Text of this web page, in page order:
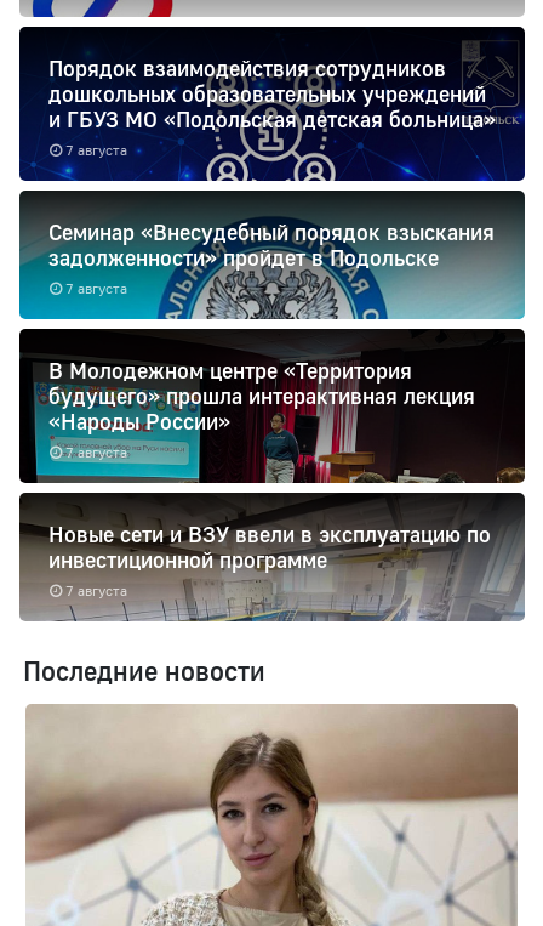
7 августа
Порядок взаимодействия сотрудников
дошкольных образовательных учреждений
и ГБУЗ МО «Подольская детская больница»
7 августа
Семинар «Внесудебный порядок взыскания
задолженности» пройдет в Подольске
7 августа
В Молодежном центре «Территория
будущего» прошла интерактивная лекция
«Народы России»
7 августа
Новые сети и ВЗУ ввели в эксплуатацию по
инвестиционной программе
Последние новости